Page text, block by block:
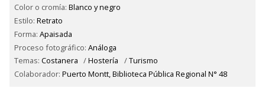
Color o cromía: Blanco y negro
Estilo: Retrato
Forma: Apaisada
Proceso fotográfico: Análoga
Temas: Costanera /Hostería /Turismo
Colaborador: Puerto Montt, Biblioteca Pública Regional N° 48